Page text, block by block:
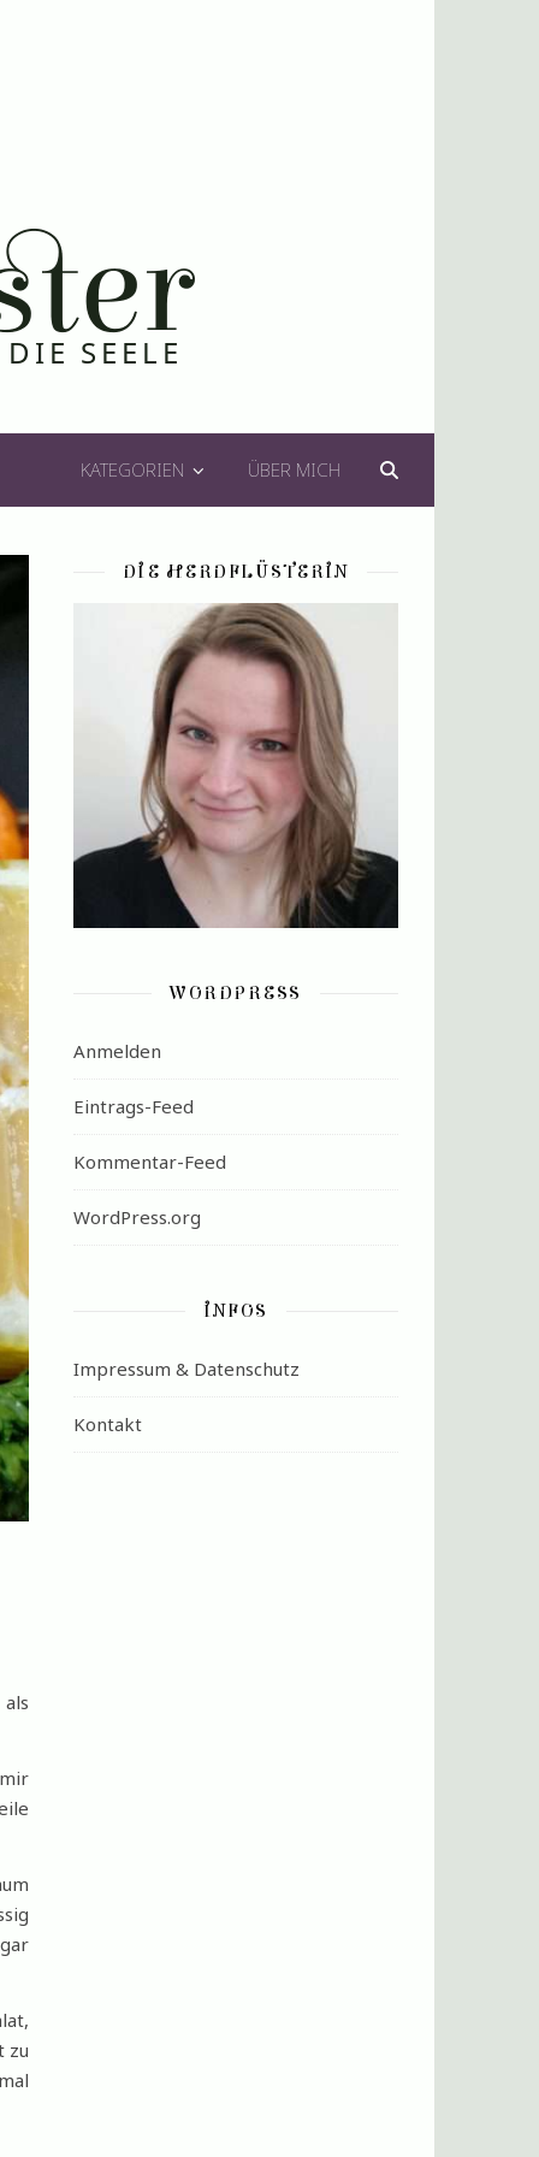
KATEGORIEN ÜBER MICH
zu
DIE HERDFLÜSTERIN
WORDPRESS
Anmelden
Eintrags-Feed
Kommentar-Feed
WordPress.org
INFOS
Impressum & Datenschutz
Kontakt